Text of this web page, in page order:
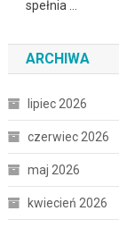
spełnia …
ARCHIWA
lipiec 2026
czerwiec 2026
maj 2026
kwiecień 2026